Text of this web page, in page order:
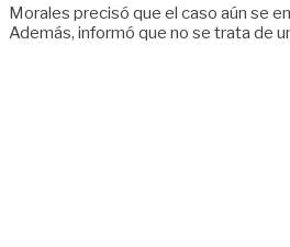
Morales precisó que el caso aún se
Además, informó que no se trata de